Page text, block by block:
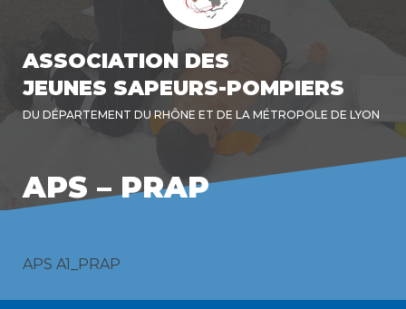
ASSOCIATION DES
JEUNES SAPEURS-POMPIERS
DU DÉPARTEMENT DU RHÔNE ET DE LA MÉTROPOLE DE LYON
APS – PRAP
APS A1_PRAP